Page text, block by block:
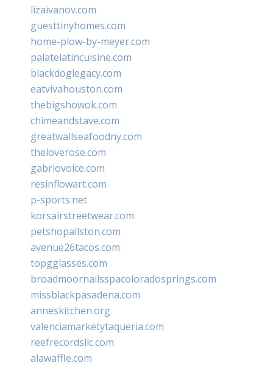
lizaivanov.com
guesttinyhomes.com
home-plow-by-meyer.com
palatelatincuisine.com
blackdoglegacy.com
eatvivahouston.com
thebigshowok.com
chimeandstave.com
greatwallseafoodny.com
theloverose.com
gabriovoice.com
resinflowart.com
p-sports.net
korsairstreetwear.com
petshopallston.com
avenue26tacos.com
topgglasses.com
broadmoornailsspacoloradosprings.com
missblackpasadena.com
anneskitchen.org
valenciamarketytaqueria.com
reefrecordsllc.com
alawaffle.com